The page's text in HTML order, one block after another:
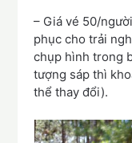
– Giá vé 50/
phục cho trải
chụp hình trong
tượng sáp thì
thể thay đổi).